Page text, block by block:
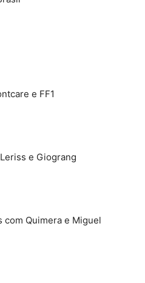
e FF1
e Giograng
com Quimera e Miguel